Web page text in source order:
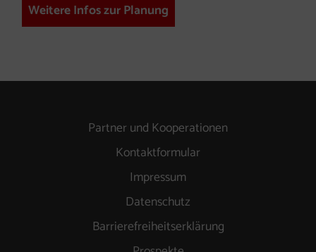
Weitere Infos zur Planung
Partner und Kooperationen
Kontaktformular
Impressum
Datenschutz
Barrierefreiheitserklärung